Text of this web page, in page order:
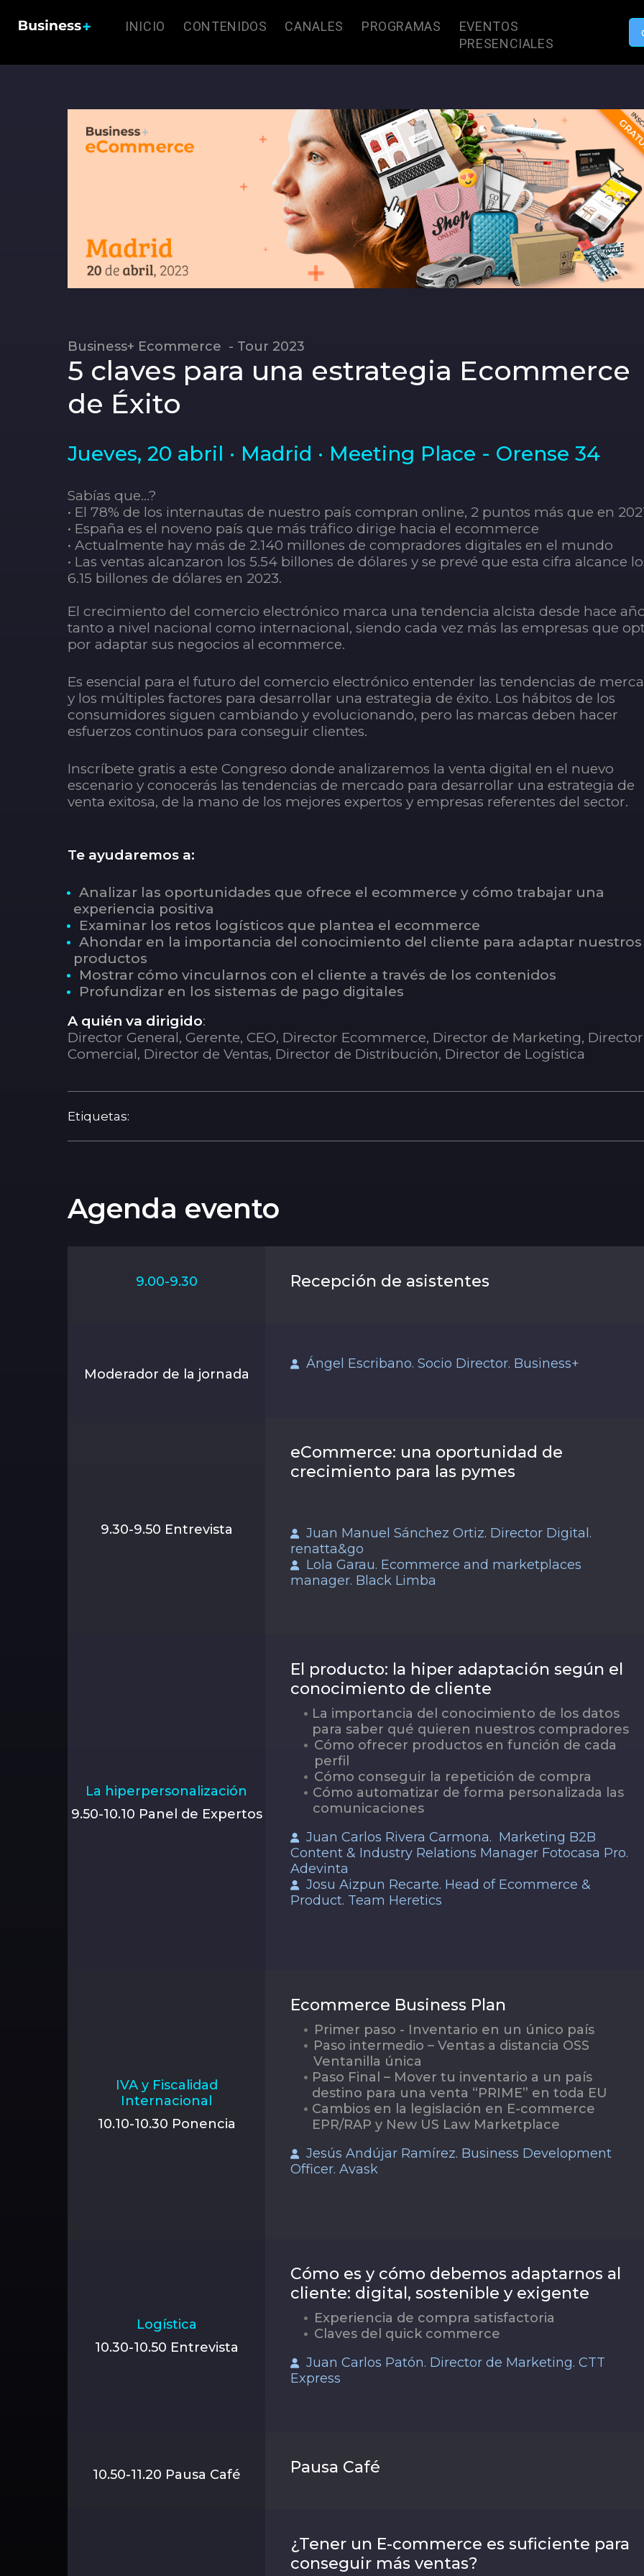
INICIO CONTENIDOS CANALES PROGRAMAS
EVENTOS
PRESENCIALES
Business+ Ecommerce - Tour 2023
5 claves para una estrategia Ecommerce
de Éxito
Jueves, 20 abril · Madrid · Meeting Place - Orense 34
Sabías que…?
• El 78% de los internautas de nuestro país compran online, 2 puntos más que en
• España es el noveno país que más tráfico dirige hacia el ecommerce
• Actualmente hay más de 2.140 millones de compradores digitales en el mundo
• Las ventas alcanzaron los 5.54 billones de dólares y se prevé que esta cifra alcance
6.15 billones de dólares en 2023.
El crecimiento del comercio electrónico marca una tendencia alcista desde hace
tanto a nivel nacional como internacional, siendo cada vez más las empresas que
por adaptar sus negocios al ecommerce.
Es esencial para el futuro del comercio electrónico entender las tendencias de
y los múltiples factores para desarrollar una estrategia de éxito. Los hábitos de los
consumidores siguen cambiando y evolucionando, pero las marcas deben hacer
esfuerzos continuos para conseguir clientes.
Inscríbete gratis a este Congreso donde analizaremos la venta digital en el nuevo
escenario y conocerás las tendencias de mercado para desarrollar una estrategia de
venta exitosa, de la mano de los mejores expertos y empresas referentes del sector.
Te ayudaremos a:
Analizar las oportunidades que ofrece el ecommerce y cómo trabajar una
experiencia positiva
Examinar los retos logísticos que plantea el ecommerce
Ahondar en la importancia del conocimiento del cliente para adaptar nuestros
productos
Mostrar cómo vincularnos con el cliente a través de los contenidos
Profundizar en los sistemas de pago digitales
A quién va dirigido:
Director General, Gerente, CEO, Director Ecommerce, Director de Marketing, Director
Comercial, Director de Ventas, Director de Distribución, Director de Logística
Etiquetas:
Agenda evento
9.00-9.30 Recepción de asistentes
Moderador de la jornada
Ángel Escribano. Socio Director. Business+
9.30-9.50 Entrevista
eCommerce: una oportunidad de
crecimiento para las pymes
Juan Manuel Sánchez Ortiz. Director Digital.
renatta&go
Lola Garau. Ecommerce and marketplaces
manager. Black Limba
La hiperpersonalización
9.50-10.10 Panel de Expertos
El producto: la hiper adaptación según el
conocimiento de cliente
La importancia del conocimiento de los datos
para saber qué quieren nuestros compradores
Cómo ofrecer productos en función de cada
perfil
Cómo conseguir la repetición de compra
Cómo automatizar de forma personalizada las
comunicaciones
Juan Carlos Rivera Carmona. Marketing B2B
Content & Industry Relations Manager Fotocasa Pro.
Adevinta
Josu Aizpun Recarte. Head of Ecommerce &
Product. Team Heretics
IVA y Fiscalidad
Internacional
10.10-10.30 Ponencia
Ecommerce Business Plan
Primer paso - Inventario en un único país
Paso intermedio – Ventas a distancia OSS
Ventanilla única
Paso Final – Mover tu inventario a un país
destino para una venta “PRIME” en toda EU
Cambios en la legislación en E-commerce
EPR/RAP y New US Law Marketplace
Jesús Andújar Ramírez. Business Development
Officer. Avask
Logística
10.30-10.50 Entrevista
Cómo es y cómo debemos adaptarnos al
cliente: digital, sostenible y exigente
Experiencia de compra satisfactoria
Claves del quick commerce
Juan Carlos Patón. Director de Marketing. CTT
Express
10.50-11.20 Pausa Café Pausa Café
¿Tener un E-commerce es suficiente para
conseguir más ventas?